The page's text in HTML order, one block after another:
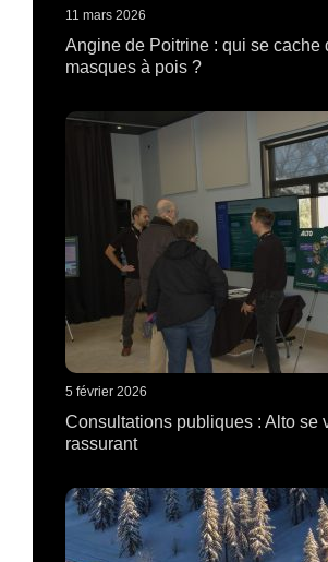
11 mars 2026
Angine de Poitrine : qui se cache
masques à pois ?
5 février 2026
Consultations publiques : Alto se
rassurant